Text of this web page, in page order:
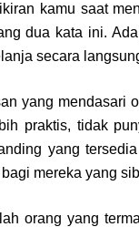
kamu saat
dua kata ini.
secara
yang mendasari
praktis, tidak
yang
mereka yang
orang yang